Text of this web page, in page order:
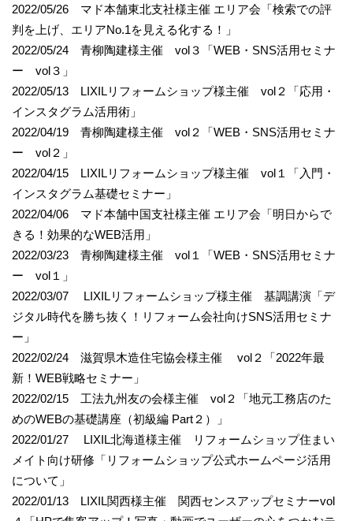
2022/05/26 マド本舗東北支社様主催 エリア会「検索での評
判を上げ、エリアNo.1を見える化する！」
2022/05/24 青柳陶建様主催 vol３「WEB・SNS活用セミナ
ー vol３」
2022/05/13 LIXILリフォームショップ様主催 vol２「応用・
インスタグラム活用術」
2022/04/19 青柳陶建様主催 vol２「WEB・SNS活用セミナ
ー vol２」
2022/04/15 LIXILリフォームショップ様主催 vol１「入門・
インスタグラム基礎セミナー」
2022/04/06 マド本舗中国支社様主催 エリア会「明日からで
きる！効果的なWEB活用」
2022/03/23 青柳陶建様主催 vol１「WEB・SNS活用セミナ
ー vol１」
2022/03/07 LIXILリフォームショップ様主催 基調講演「デ
ジタル時代を勝ち抜く！リフォーム会社向けSNS活用セミナ
ー」
2022/02/24 滋賀県木造住宅協会様主催 vol２「2022年最
新！WEB戦略セミナー」
2022/02/15 工法九州友の会様主催 vol２「地元工務店のた
めのWEBの基礎講座（初級編 Part２）」
2022/01/27 LIXIL北海道様主催 リフォームショップ住まい
メイト向け研修「リフォームショップ公式ホームページ活用
について」
2022/01/13 LIXIL関西様主催 関西センスアップセミナーvol